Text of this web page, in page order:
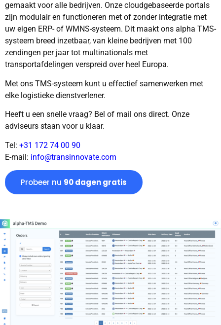
gemaakt voor alle bedrijven. Onze cloudgebaseerde portals
zijn modulair en functioneren met of zonder integratie met
uw eigen ERP- of WMNS-systeem. Dit maakt ons alpha TMS-
systeem breed inzetbaar, van kleine bedrijven met 100
zendingen per jaar tot multinationals met
transportafdelingen verspreid over heel Europa.
Met ons TMS-systeem kunt u effectief samenwerken met
elke logistieke dienstverlener.
Heeft u een snelle vraag? Bel of mail ons direct. Onze
adviseurs staan voor u klaar.
Tel: +31 172 74 00 90
E-mail: info@transinnovate.com
Probeer nu 90 dagen gratis